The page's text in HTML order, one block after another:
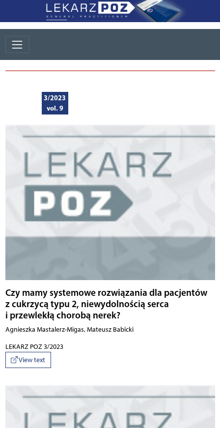
3/2023
vol. 9
Czy mamy systemowe rozwiązania dla pacjentów
z cukrzycą typu 2, niewydolnością serca
i przewlekłą chorobą nerek?
Agnieszka Mastalerz-Migas, Mateusz Babicki
LEKARZ POZ 3/2023
View text